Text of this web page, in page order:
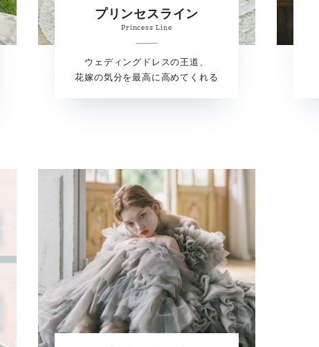
プリンセスライン
Princess Line
ウェディングドレスの王道、
花嫁の気分を最高に高めてくれる